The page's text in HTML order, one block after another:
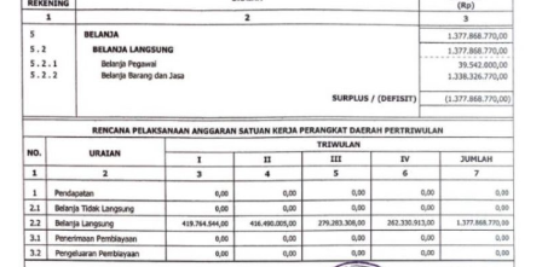
PEMERINTAHAN
SEJARAH
DOKUMENTASI
VISI MISI